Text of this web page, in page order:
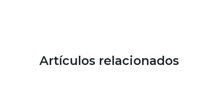
Artículos relacionados